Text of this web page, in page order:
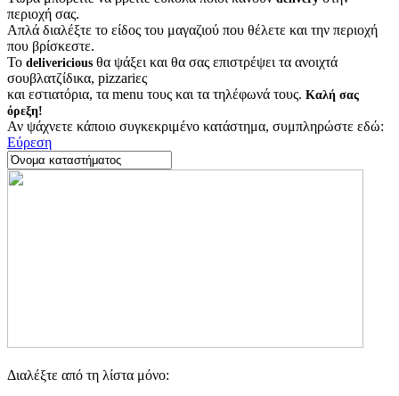
περιοχή σας.
Απλά διαλέξτε το είδος του μαγαζιού που θέλετε και την περιοχή
που βρίσκεστε.
Το delivericious θα ψάξει και θα σας επιστρέψει τα ανοιχτά
σουβλατζίδικα, pizzariες
και εστιατόρια, τα menu τους και τα τηλέφωνά τους. Καλή σας
όρεξη!
Αν ψάχνετε κάποιο συγκεκριμένο κατάστημα, συμπληρώστε εδώ:
Εύρεση
Διαλέξτε από τη λίστα μόνο: